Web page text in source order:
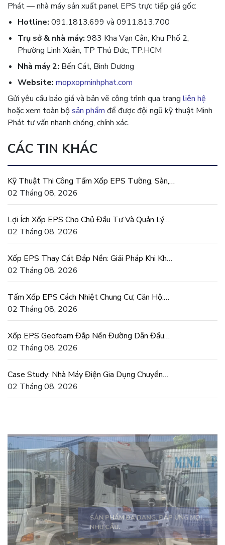
Phát — nhà máy sản xuất panel EPS trực tiếp giá gốc:
Hotline: 091.1813.699 và 0911.813.700
Trụ sở & nhà máy: 983 Kha Vạn Cân, Khu Phố 2,
Phường Linh Xuân, TP Thủ Đức, TP.HCM
Nhà máy 2: Bến Cát, Bình Dương
Website: mopxopminhphat.com
Gửi yêu cầu báo giá và bản vẽ công trình qua trang liên hệ
hoặc xem toàn bộsản phẩm để được đội ngũ kỹ thuật Minh
Phát tư vấn nhanh chóng, chính xác.
CÁC TIN KHÁC
Kỹ Thuật Thi Công Tấm Xốp EPS Tường, Sàn,
Mái Đúng Chuẩn
02 Tháng 08, 2026
Lợi Ích Xốp EPS Cho Chủ Đầu Tư Và Quản Lý
Dự Án Xây Dựng
02 Tháng 08, 2026
Xốp EPS Thay Cát Đắp Nền: Giải Pháp Khi Khan
Hiếm Cát San Lấp
02 Tháng 08, 2026
Tấm Xốp EPS Cách Nhiệt Chung Cư, Căn Hộ:
Tiết Kiệm Điện Thật
02 Tháng 08, 2026
Xốp EPS Geofoam Đắp Nền Đường Dẫn Đầu
Cầu Chống Lún Lệch
02 Tháng 08, 2026
Case Study: Nhà Máy Điện Gia Dụng Chuyển
Sang Khuôn Xốp EPS
02 Tháng 08, 2026
SẢN PHẨM ĐA DẠNG, ĐÁP ỨNG MỌI
NHU CẦU.